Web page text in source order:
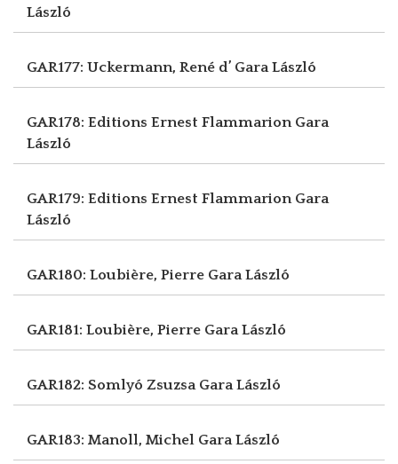
László
GAR177: Uckermann, René d’ Gara László
GAR178: Editions Ernest Flammarion Gara
László
GAR179: Editions Ernest Flammarion Gara
László
GAR180: Loubière, Pierre Gara László
GAR181: Loubière, Pierre Gara László
GAR182: Somlyó Zsuzsa Gara László
GAR183: Manoll, Michel Gara László